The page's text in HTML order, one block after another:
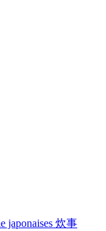
japonaises 炊事